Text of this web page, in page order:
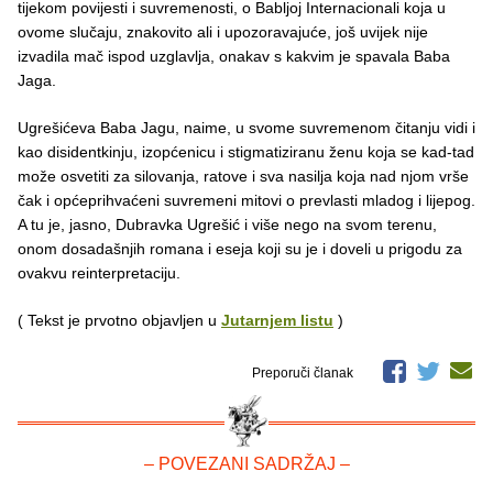
tijekom povijesti i suvremenosti, o Babljoj Internacionali koja u
ovome slučaju, znakovito ali i upozoravajuće, još uvijek nije
izvadila mač ispod uzglavlja, onakav s kakvim je spavala Baba
Jaga.
Ugrešićeva Baba Jagu, naime, u svome suvremenom čitanju vidi i
kao disidentkinju, izopćenicu i stigmatiziranu ženu koja se kad-tad
može osvetiti za silovanja, ratove i sva nasilja koja nad njom vrše
čak i općeprihvaćeni suvremeni mitovi o prevlasti mladog i lijepog.
A tu je, jasno, Dubravka Ugrešić i više nego na svom terenu,
onom dosadašnjih romana i eseja koji su je i doveli u prigodu za
ovakvu reinterpretaciju.
( Tekst je prvotno objavljen u Jutarnjem listu )
Preporuči članak
– POVEZANI SADRŽAJ –